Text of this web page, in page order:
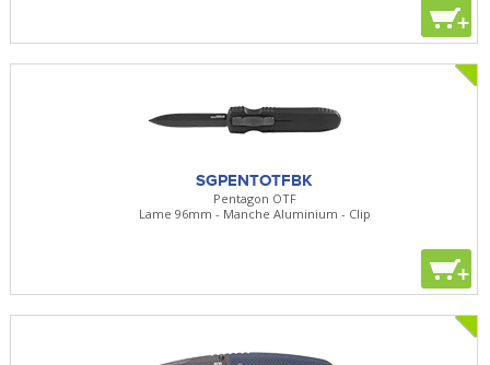
+
SGPENTOTFBK
Pentagon OTF
Lame 96mm - Manche Aluminium - Clip
+